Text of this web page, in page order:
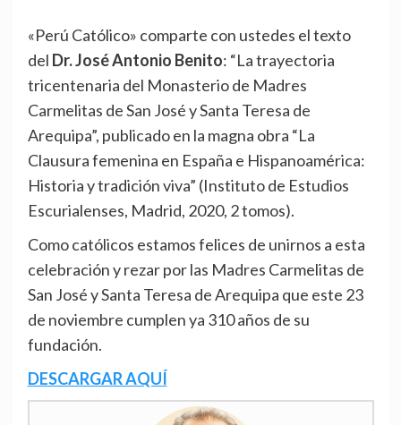
«Perú Católico» comparte con ustedes el texto
del Dr. José Antonio Benito: “La trayectoria
tricentenaria del Monasterio de Madres
Carmelitas de San José y Santa Teresa de
Arequipa”, publicado en la magna obra “La
Clausura femenina en España e Hispanoamérica:
Historia y tradición viva” (Instituto de Estudios
Escurialenses, Madrid, 2020, 2 tomos).
Como católicos estamos felices de unirnos a esta
celebración y rezar por las Madres Carmelitas de
San José y Santa Teresa de Arequipa que este 23
de noviembre cumplen ya 310 años de su
fundación.
DESCARGAR AQUÍ